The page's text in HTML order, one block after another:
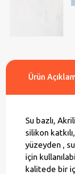
Ürün
Su bazlı,
silikon
yüzeyden ,
için
kalitede bir iç